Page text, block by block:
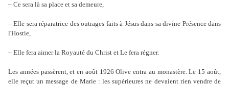
– Ce sera là sa place et sa demeure,
– Elle sera réparatrice des outrages faits à Jésus dans sa divine Présence dans
l'Hostie,
– Elle fera aimer la Royauté du Christ et Le fera régner.
Les années passèrent, et en août 1926 Olive entra au monastère. Le 15 août,
elle reçut un message de Marie : les supérieures ne devaient rien vendre de